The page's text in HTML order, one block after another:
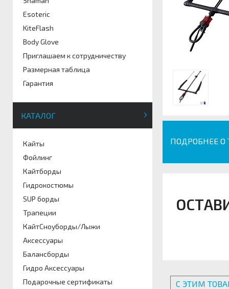
Esoteric
KiteFlash
Body Glove
Приглашаем к сотрудничеству
Размерная таблица
Гарантия
КАТАЛОГ
Кайты
Фойлинг
Кайтборды
Гидрокостюмы
SUP борды
Трапеции
КайтСноуборды/Лыжи
Аксессуары
Балансборды
Гидро Аксессуары
Подарочные сертификаты
ПОДРОБНЕЕ О
С ЭТИМ